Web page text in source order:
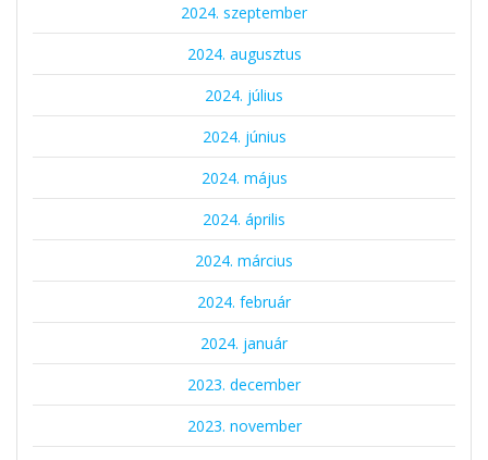
2024. szeptember
2024. augusztus
2024. július
2024. június
2024. május
2024. április
2024. március
2024. február
2024. január
2023. december
2023. november